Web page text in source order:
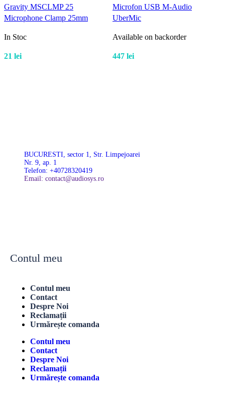
Gravity MSCLMP 25
Microphone Clamp 25mm
In Stoc
21 lei
Microfon USB M-Audio
UberMic
Available on backorder
447 lei
BUCURESTI, sector 1, Str. Limpejoarei
Nr. 9, ap. 1
Telefon: +40728320419
Email: contact@audiosys.ro
Contul meu
Contul meu
Contact
Despre Noi
Reclamații
Urmărește comanda
Contul meu
Contact
Despre Noi
Reclamații
Urmărește comanda